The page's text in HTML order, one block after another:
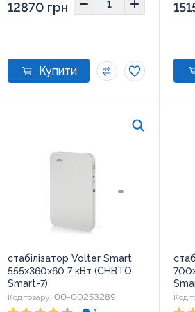
12870 грн
стабілізатор Volter Smart
555х360х60 7 кВт (СНВТО
Smart-7)
Код товару: 00-00253289 Код